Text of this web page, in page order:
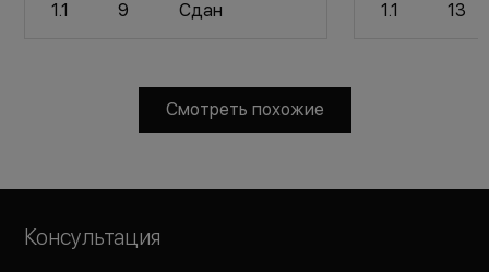
1.1 9 Сдан 1.1 13
Смотреть похожие
Консультация